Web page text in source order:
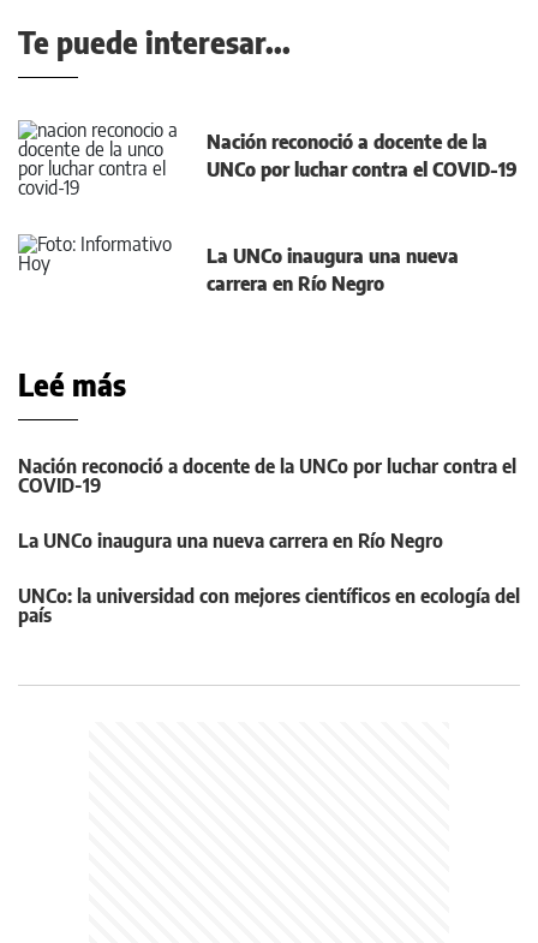
Te puede interesar...
Nación reconoció a docente de la
UNCo por luchar contra el COVID-19
La UNCo inaugura una nueva
carrera en Río Negro
Leé más
Nación reconoció a docente de la UNCo por luchar contra el
COVID-19
La UNCo inaugura una nueva carrera en Río Negro
UNCo: la universidad con mejores científicos en ecología del
país